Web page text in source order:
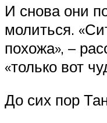
И снова они
молиться.
похожа», –
«только вот
До сих пор